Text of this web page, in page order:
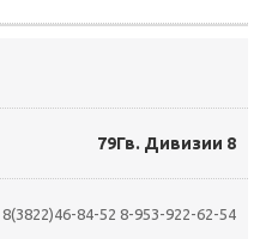
79Гв. Дивизии 8
8(3822)46-84-52 8-953-922-62-54